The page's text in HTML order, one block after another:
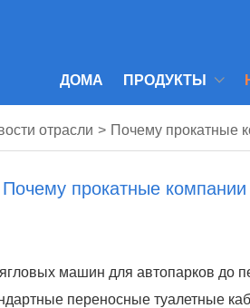
ДОМА ПРОДУКТЫ
отрасли > Почему прокатные
Почему прокатные
машин для автопарков до
переносные туалетные